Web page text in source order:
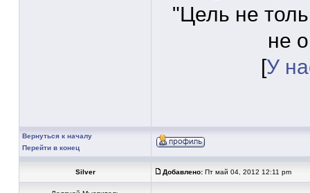
"Цель не
не
[У
Вернуться к началу
Перейти в конец
Silver Добавлено: Пт май 04, 2012 12:11 pm